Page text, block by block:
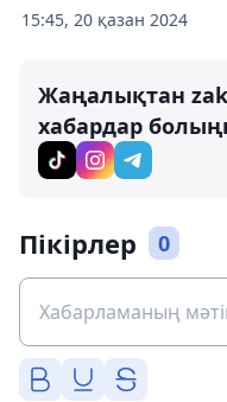
15:45, 20 қазан 2024
Жаңалықтан
хабардар
Пікірлер 0